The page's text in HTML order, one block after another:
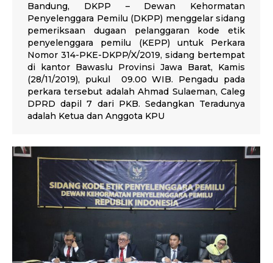
Bandung, DKPP – Dewan Kehormatan
Penyelenggara Pemilu (DKPP) menggelar sidang
pemeriksaan dugaan pelanggaran kode etik
penyelenggara pemilu (KEPP) untuk Perkara
Nomor 314-PKE-DKPP/X/2019, sidang bertempat
di kantor Bawaslu Provinsi Jawa Barat, Kamis
(28/11/2019), pukul 09.00 WIB. Pengadu pada
perkara tersebut adalah Ahmad Sulaeman, Caleg
DPRD dapil 7 dari PKB. Sedangkan Teradunya
adalah Ketua dan Anggota KPU